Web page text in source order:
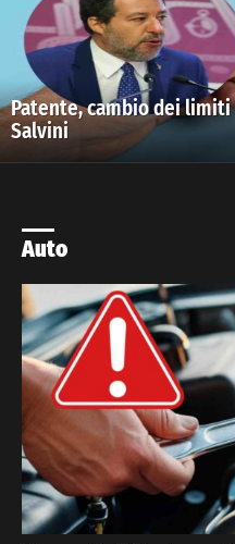
Patente, cambio dei
Salvini
Auto